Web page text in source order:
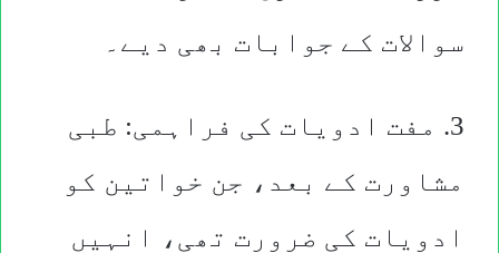
سوالات کے جوابات بھی دیے۔
3. مفت ادویات کی فراہمی: طبی
مشاورت کے بعد، جن خواتین کو
ادویات کی ضرورت تھی، انہیں